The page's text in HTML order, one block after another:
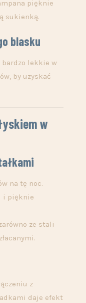
pięknie
sukienką.
blasku
bardzo lekkie w
by uzyskać
w
na tę noc.
i pięknie
ze stali
z
daje efekt